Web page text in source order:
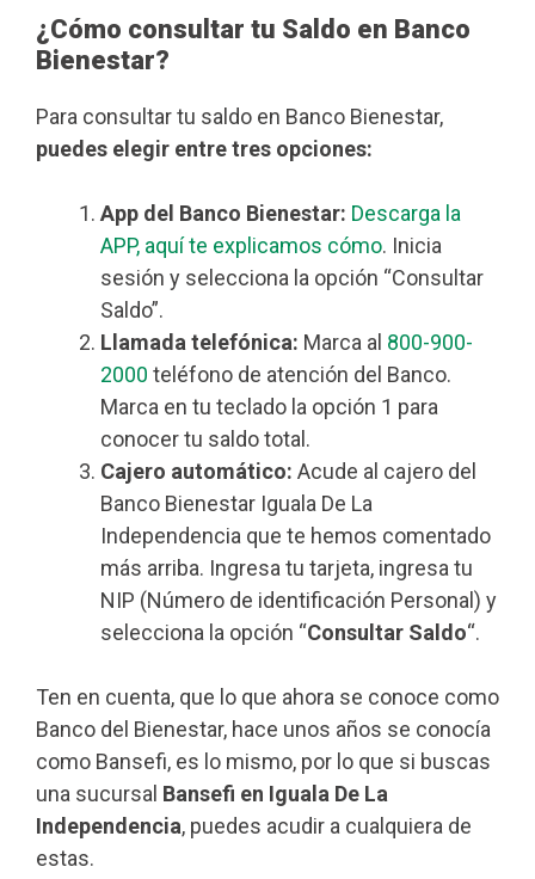
¿Cómo consultar tu Saldo en Banco
Bienestar?
Para consultar tu saldo en Banco Bienestar,
puedes elegir entre tres opciones:
App del Banco Bienestar: Descarga la
APP, aquí te explicamos cómo. Inicia
sesión y selecciona la opción “Consultar
Saldo”.
Llamada telefónica: Marca al 800-900-
2000 teléfono de atención del Banco.
Marca en tu teclado la opción 1 para
conocer tu saldo total.
Cajero automático: Acude al cajero del
Banco Bienestar Iguala De La
Independencia que te hemos comentado
más arriba. Ingresa tu tarjeta, ingresa tu
NIP (Número de identificación Personal) y
selecciona la opción “Consultar Saldo“.
Ten en cuenta, que lo que ahora se conoce como
Banco del Bienestar, hace unos años se conocía
como Bansefi, es lo mismo, por lo que si buscas
una sucursal Bansefi en Iguala De La
Independencia, puedes acudir a cualquiera de
estas.